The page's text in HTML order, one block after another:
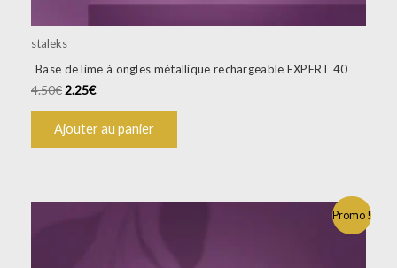
staleks
Base de lime à ongles métallique rechargeable EXPERT 40
4.50€2.25€
Ajouter au panier
Promo !